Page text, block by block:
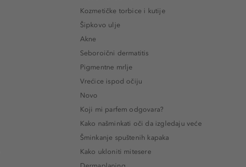
Kozmetičke torbice i kutije
Šipkovo ulje
Akne
Seboroični dermatitis
Pigmentne mrlje
Vrećice ispod očiju
Novo
Koji mi parfem odgovara?
Kako našminkati oči da izgledaju veće
Šminkanje spuštenih kapaka
Kako ukloniti mitesere